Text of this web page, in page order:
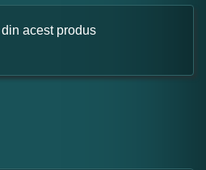
din acest produs